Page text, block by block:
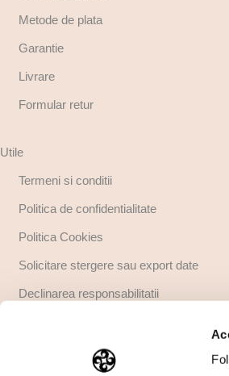
Metode de plata
Garantie
Livrare
Formular retur
Utile
Termeni si conditii
Politica de confidentialitate
Politica Cookies
Solicitare stergere sau export date
Declinarea responsabilitatii
Regulamente promotii